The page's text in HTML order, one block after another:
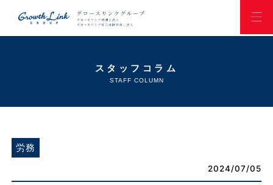
スタッフコラム
STAFF COLUMN
労務
2024/07/05